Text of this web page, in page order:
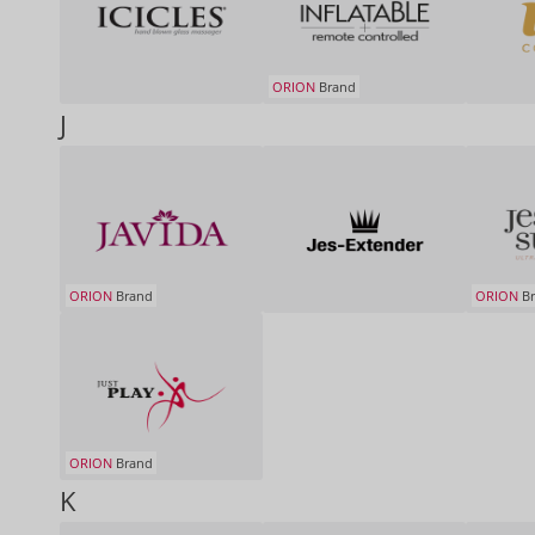
ORION Brand
J
ORION Brand ORION
ORION Brand
K